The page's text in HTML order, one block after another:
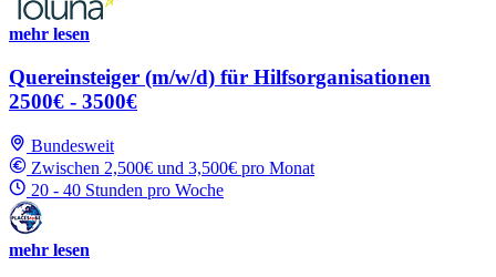
mehr lesen
Quereinsteiger (m/w/d) für Hilfsorganisationen
2500€ - 3500€
Bundesweit
Zwischen 2,500€ und 3,500€ pro Monat
20 - 40 Stunden pro Woche
mehr lesen